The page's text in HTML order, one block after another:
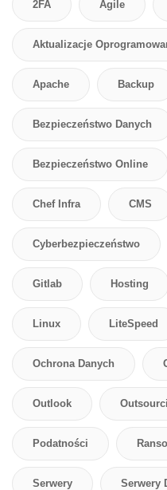
2FA Agile
Aktualizacje
Apache Backup
Bezpieczeństwo Danych
Bezpieczeństwo Online
Chef Infra CMS
Cyberbezpieczeństwo
Gitlab Hosting
Linux LiteSpeed
Ochrona Danych
Outlook
Podatności
Serwery Serwery